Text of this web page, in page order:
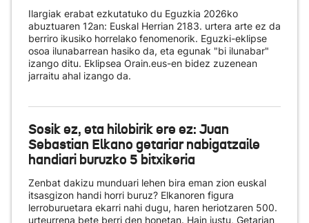
Ilargiak erabat ezkutatuko du Eguzkia 2026ko
abuztuaren 12an: Euskal Herrian 2183. urtera arte ez da
berriro ikusiko horrelako fenomenorik. Eguzki-eklipse
osoa ilunabarrean hasiko da, eta egunak "bi ilunabar"
izango ditu. Eklipsea Orain.eus-en bidez zuzenean
jarraitu ahal izango da.
Sosik ez, eta hilobirik ere ez: Juan
Sebastian Elkano getariar nabigatzaile
handiari buruzko 5 bitxikeria
Zenbat dakizu munduari lehen bira eman zion euskal
itsasgizon handi horri buruz? Elkanoren figura
lerroburuetara ekarri nahi dugu, haren heriotzaren 500.
urteurrena bete berri den honetan. Hain justu, Getarian